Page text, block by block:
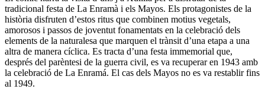
tradicional festa de La Enramà i els Mayos. Els protagonistes de la
història disfruten d’estos ritus que combinen motius vegetals,
amorosos i passos de joventut fonamentats en la celebració dels
elements de la naturalesa que marquen el trànsit d’una etapa a una
altra de manera cíclica. Es tracta d’una festa immemorial que,
després del parèntesi de la guerra civil, es va recuperar en 1943 amb
la celebració de La Enramá. El cas dels Mayos no es va restablir fins
al 1949.